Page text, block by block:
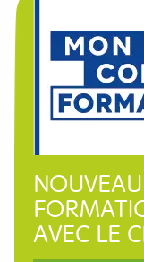
AVEC LE